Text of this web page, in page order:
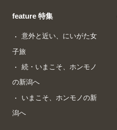
feature 特集
意外と近い、にいがた女
子旅
続・いまこそ、ホンモノ
の新潟へ
いまこそ、ホンモノの新
潟へ